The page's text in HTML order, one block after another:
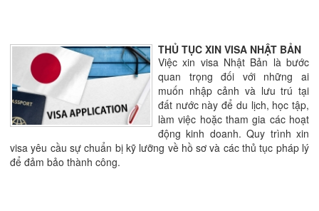
THỦ TỤC XIN VISA NHẬT BẢN
Việc xin visa Nhật Bản là bước
quan trọng đối với những ai
muốn nhập cảnh và lưu trú tại
đất nước này để du lịch, học tập,
làm việc hoặc tham gia các hoạt
động kinh doanh. Quy trình xin
visa yêu cầu sự chuẩn bị kỹ lưỡng về hồ sơ và các thủ tục pháp lý
để đảm bảo thành công.